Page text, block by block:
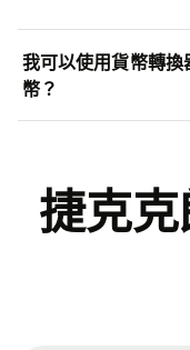
我可以使用貨幣轉換
幣？
捷克